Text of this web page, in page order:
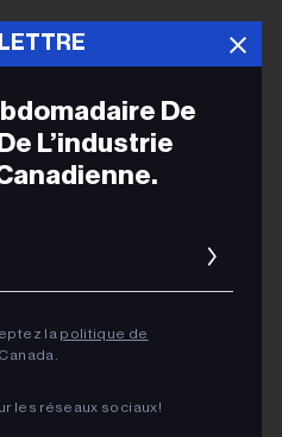
De
L’industrie
la politique de
les réseaux sociaux!